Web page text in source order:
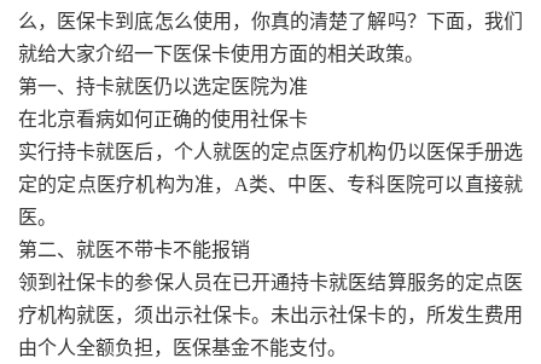
么，医保卡到底怎么使用，你真的清楚了解吗？下面，我们
就给大家介绍一下医保卡使用方面的相关政策。
第一、持卡就医仍以选定医院为准
在北京看病如何正确的使用社保卡
实行持卡就医后，个人就医的定点医疗机构仍以医保手册选
定的定点医疗机构为准，A类、中医、专科医院可以直接就
医。
第二、就医不带卡不能报销
领到社保卡的参保人员在已开通持卡就医结算服务的定点医
疗机构就医，须出示社保卡。未出示社保卡的，所发生费用
由个人全额负担，医保基金不能支付。